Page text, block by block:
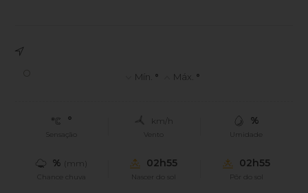
Mín. ° Máx. °
°
Sensação
km/h
Vento
%
Umidade
% (mm)
Chance chuva
02h55
Nascer do sol
02h55
Pôr do sol